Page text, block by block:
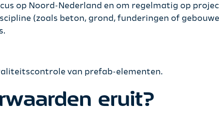
op Noord-Nederland en om regelmatig op
(zoals beton, grond, funderingen of
van prefab-elementen.
eruit?